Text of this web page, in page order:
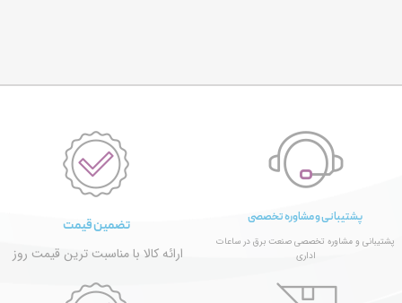
پشتیبانی و مشاوره تخصصی
پشتیبانی و مشاوره تخصصی صنعت برق در ساعات
اداری
تضمین قیمت
ارائه کالا با مناسبت ترین قیمت روز